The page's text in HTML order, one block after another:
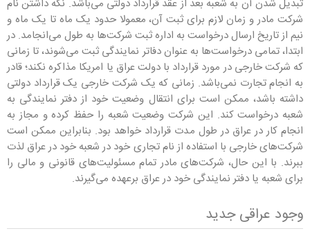
تبدیل شدن آن به شعبه بعد از عقد قرارداد دولتی می‌باشد. نگه داشتن نام
شرکت مادر و زمان لازم برای ثبت آن، معمولا حدود یک ماه تا یک ماه و
نیم از تاریخ ارسال درخواست به اداره ثبت شرکت‌ها به طول می‌انجامد. در
ابتدا، تمامی درخواست‌ها به عنوان دفاتر نمایندگی ثبت می‌شوند، تا زمانی
که شرکت خارجی در مورد قرارداد با دولت عراق یا امریکا مذاکره نکند؛ قادر
به انجام تجارت نمی‌باشد. زمانی که یک شرکت خارجی یک قرارداد دولتی
داشته باشد، ممکن است برای انتقال وضعیت خود از دفتر نمایندگی به
شعبه درخواست کند. این شرکت وضعیت شعبه را حفظ کرده و مجاز به
انجام کار در عراق در طول مدت قرارداد خواهد بود. بنابراین ممکن است
شرکت‌های خارجی با استفاده از نام تجاری خود در شعبه خود در عراق لذت
ببرند. با این حال، شرکت‌های مادر تمام مسئولیت‌های قانونی و مالی را
برای شعبه یا دفتر نمایندگی خود در عراق برعهده می‌گیرند.
وجود عراقی جدید